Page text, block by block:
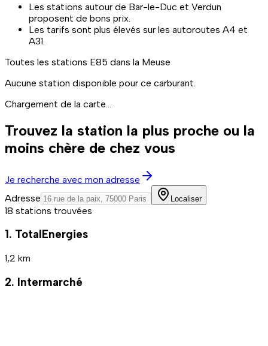
Les stations autour de Bar-le-Duc et Verdun
proposent de bons prix.
Les tarifs sont plus élevés sur les autoroutes A4 et
A31.
Toutes les stations E85 dans la Meuse
Aucune station disponible pour ce carburant.
Chargement de la carte...
Trouvez la station la plus proche ou la
moins chère de chez vous
Je recherche avec mon adresse
Adresse
Localiser
18 stations trouvées
1. TotalEnergies
1,2 km
2. Intermarché